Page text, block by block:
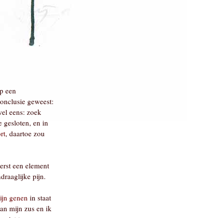
een
geweest:
eens: zoek
gesloten, en in
, daartoe zou
een element
pijn.
genen in staat
mijn zus en ik